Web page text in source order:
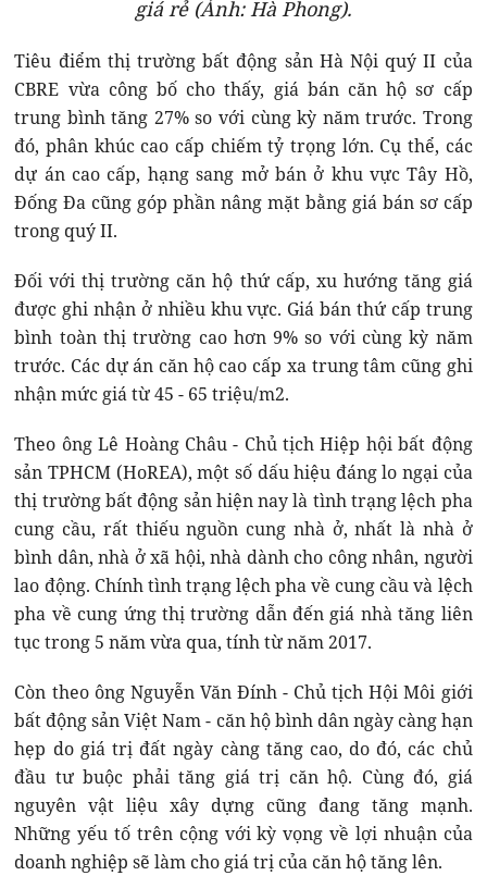
giá rẻ (Ảnh: Hà Phong).
Tiêu điểm thị trường bất động sản Hà Nội quý II của
CBRE vừa công bố cho thấy, giá bán căn hộ sơ cấp
trung bình tăng 27% so với cùng kỳ năm trước. Trong
đó, phân khúc cao cấp chiếm tỷ trọng lớn. Cụ thể, các
dự án cao cấp, hạng sang mở bán ở khu vực Tây Hồ,
Đống Đa cũng góp phần nâng mặt bằng giá bán sơ cấp
trong quý II.
Đối với thị trường căn hộ thứ cấp, xu hướng tăng giá
được ghi nhận ở nhiều khu vực. Giá bán thứ cấp trung
bình toàn thị trường cao hơn 9% so với cùng kỳ năm
trước. Các dự án căn hộ cao cấp xa trung tâm cũng ghi
nhận mức giá từ 45 - 65 triệu/m2.
Theo ông Lê Hoàng Châu - Chủ tịch Hiệp hội bất động
sản TPHCM (HoREA), một số dấu hiệu đáng lo ngại của
thị trường bất động sản hiện nay là tình trạng lệch pha
cung cầu, rất thiếu nguồn cung nhà ở, nhất là nhà ở
bình dân, nhà ở xã hội, nhà dành cho công nhân, người
lao động. Chính tình trạng lệch pha về cung cầu và lệch
pha về cung ứng thị trường dẫn đến giá nhà tăng liên
tục trong 5 năm vừa qua, tính từ năm 2017.
Còn theo ông Nguyễn Văn Đính - Chủ tịch Hội Môi giới
bất động sản Việt Nam - căn hộ bình dân ngày càng hạn
hẹp do giá trị đất ngày càng tăng cao, do đó, các chủ
đầu tư buộc phải tăng giá trị căn hộ. Cùng đó, giá
nguyên vật liệu xây dựng cũng đang tăng mạnh.
Những yếu tố trên cộng với kỳ vọng về lợi nhuận của
doanh nghiệp sẽ làm cho giá trị của căn hộ tăng lên.